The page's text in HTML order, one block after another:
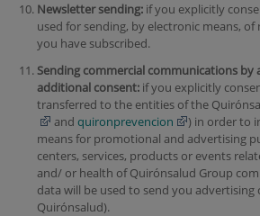
Newsletter sending:if you explicitly
used for sending, by electronic means,
you have subscribed.
Sending commercial communications by
additional consent:if you explicitly
transferred to the entities of the
and quironprevencion
) in order to
means for promotional and advertising
centers, services, products or events
and/ or health of Quirónsalud Group
data will be used to send you
Quirónsalud).